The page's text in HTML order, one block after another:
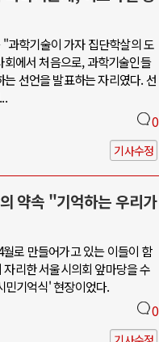
과학기술이 가자 집단학살의 도
에서 처음으로, 과학기술인들
선언을 발표하는 자리였다. 선
0
기사수정
약속 "기억하는 우리가
로 만들어가고 있는 이들이 함
리한 서울시의회 앞마당을 수
민기억식' 현장이었다.
0